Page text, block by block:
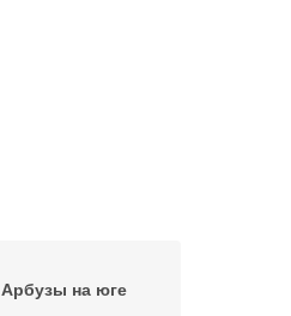
Арбузы на юге